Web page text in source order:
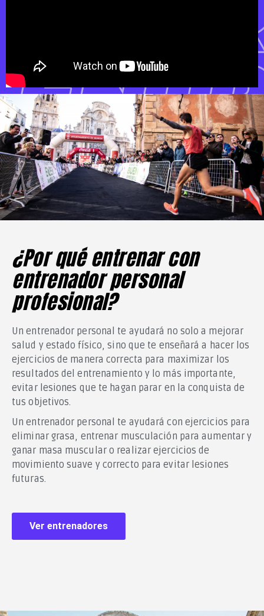
¿Por qué entrenar con
entrenador personal
profesional?
Un entrenador personal te ayudará no solo a mejorar
salud y estado físico, sino que te enseñará a hacer los
ejercicios de manera correcta para maximizar los
resultados del entrenamiento y lo más importante,
evitar lesiones que te hagan parar en la conquista de
tus objetivos.
Un entrenador personal te ayudará con ejercicios para
eliminar grasa, entrenar musculación para aumentar y
ganar masa muscular o realizar ejercicios de
movimiento suave y correcto para evitar lesiones
futuras.
Ver entrenadores